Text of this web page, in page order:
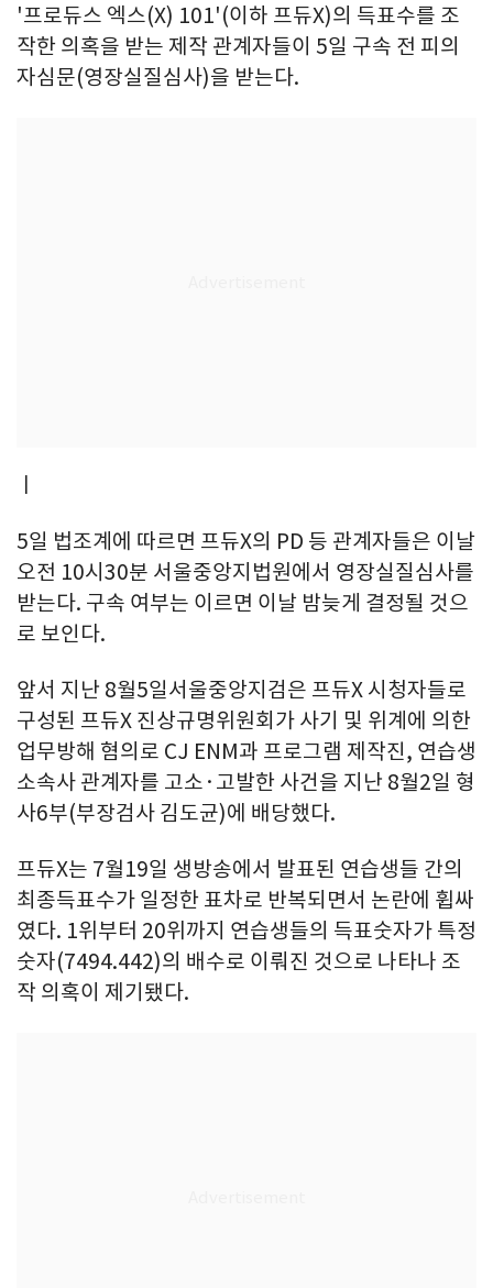
'프로듀스 엑스(X) 101'(이하 프듀X)의 득표수를 조
작한 의혹을 받는 제작 관계자들이 5일 구속 전 피의
자심문(영장실질심사)을 받는다.
5일 법조계에 따르면 프듀X의 PD 등 관계자들은 이날
오전 10시30분 서울중앙지법원에서 영장실질심사를
받는다. 구속 여부는 이르면 이날 밤늦게 결정될 것으
로 보인다.
앞서 지난 8월5일서울중앙지검은 프듀X 시청자들로
구성된 프듀X 진상규명위원회가 사기 및 위계에 의한
업무방해 혐의로 CJ ENM과 프로그램 제작진, 연습생
소속사 관계자를 고소·고발한 사건을 지난 8월2일 형
사6부(부장검사 김도균)에 배당했다.
프듀X는 7월19일 생방송에서 발표된 연습생들 간의
최종득표수가 일정한 표차로 반복되면서 논란에 휩싸
였다. 1위부터 20위까지 연습생들의 득표숫자가 특정
숫자(7494.442)의 배수로 이뤄진 것으로 나타나 조
작 의혹이 제기됐다.